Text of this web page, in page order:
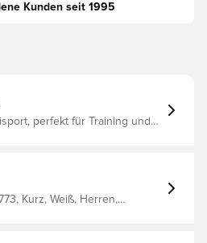
Kunden seit 1995
perfekt für Training und
und warm zu halten
kann für eine optimale
Kurz, Weiß, Herren,